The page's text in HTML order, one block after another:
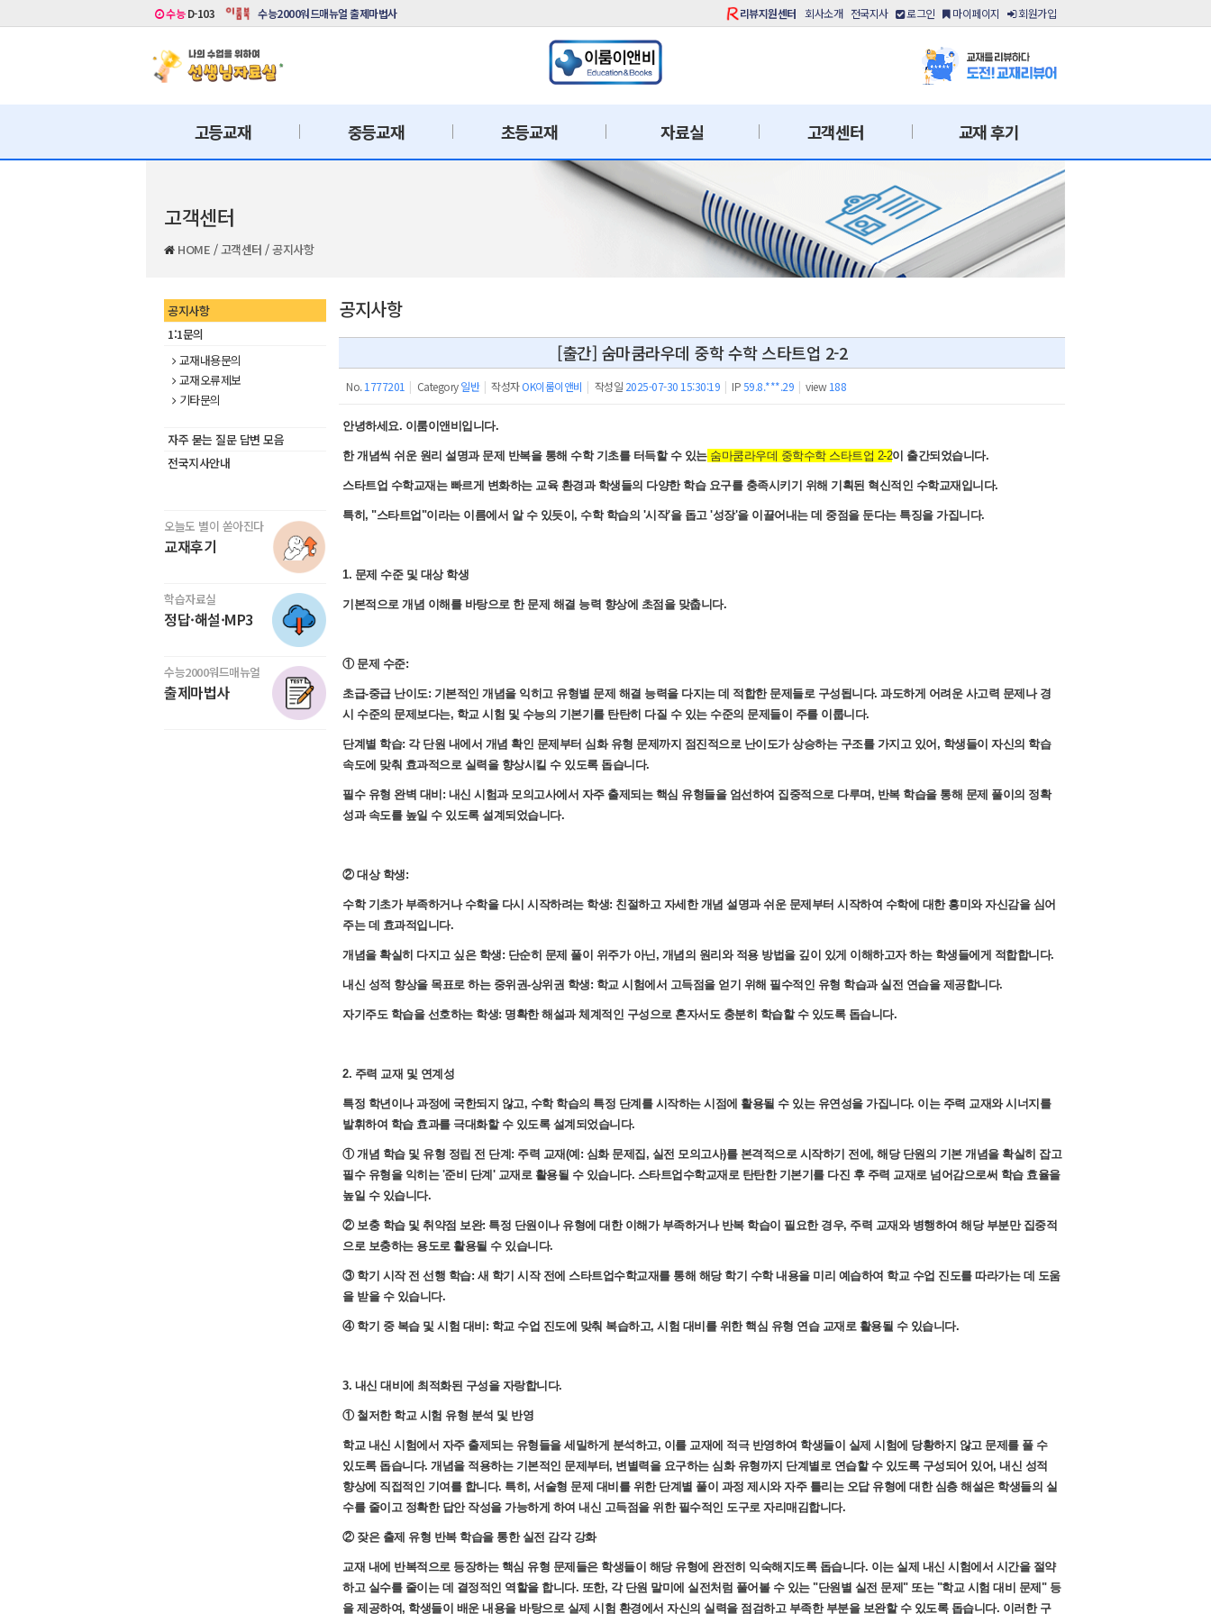
수능D-103 수능2000워드매뉴얼 출제마법사 리뷰지원센터 회사소개 전국지사 로그인 마이페이지 회원가입
고등교재 중등교재 초등교재 자료실 고객센터 교재 후기
고객센터
HOME /고객센터 /공지사항
공지사항
1:1문의
교재내용문의
교재오류제보
기타문의
자주 묻는 질문 답변 모음
전국지사안내
오늘도 별이 쏟아진다
교재후기
학습자료실
정답·해설·MP3
수능2000워드매뉴얼
출제마법사
공지사항
[출간] 숨마쿰라우데 중학 수학 스타트업 2-2
No. 1777201 | Category 일반 | 작성자OK이룸이앤비 | 작성일 2025-07-30 15:30:19 | IP59.8.***.29 | view 188
안녕하세요. 이룸이앤비입니다.
한 개념씩 쉬운 원리 설명과 문제 반복을 통해 수학 기초를 터득할 수 있는숨마쿰라우데 중학수학 스타트업 2-2이 출간되었습니다.
스타트업 수학교재는 빠르게 변화하는 교육 환경과 학생들의 다양한 학습 요구를 충족시키기 위해 기획된 혁신적인 수학교재입니다.
특히, "스타트업"이라는 이름에서 알 수 있듯이, 수학 학습의 '시작'을 돕고 '성장'을 이끌어내는 데 중점을 둔다는 특징을 가집니다.
1. 문제 수준 및 대상 학생
기본적으로 개념 이해를 바탕으로 한 문제 해결 능력 향상에 초점을 맞춥니다.
① 문제 수준:
초급-중급 난이도: 기본적인 개념을 익히고 유형별 문제 해결 능력을 다지는 데 적합한 문제들로 구성됩니다. 과도하게 어려운 사고력 문제나 경
시 수준의 문제보다는, 학교 시험 및 수능의 기본기를 탄탄히 다질 수 있는 수준의 문제들이 주를 이룹니다.
단계별 학습: 각 단원 내에서 개념 확인 문제부터 심화 유형 문제까지 점진적으로 난이도가 상승하는 구조를 가지고 있어, 학생들이 자신의 학습
속도에 맞춰 효과적으로 실력을 향상시킬 수 있도록 돕습니다.
필수 유형 완벽 대비: 내신 시험과 모의고사에서 자주 출제되는 핵심 유형들을 엄선하여 집중적으로 다루며, 반복 학습을 통해 문제 풀이의 정확
성과 속도를 높일 수 있도록 설계되었습니다.
② 대상 학생:
수학 기초가 부족하거나 수학을 다시 시작하려는 학생: 친절하고 자세한 개념 설명과 쉬운 문제부터 시작하여 수학에 대한 흥미와 자신감을 심어
주는 데 효과적입니다.
개념을 확실히 다지고 싶은 학생: 단순히 문제 풀이 위주가 아닌, 개념의 원리와 적용 방법을 깊이 있게 이해하고자 하는 학생들에게 적합합니다.
내신 성적 향상을 목표로 하는 중위권-상위권 학생: 학교 시험에서 고득점을 얻기 위해 필수적인 유형 학습과 실전 연습을 제공합니다.
자기주도 학습을 선호하는 학생: 명확한 해설과 체계적인 구성으로 혼자서도 충분히 학습할 수 있도록 돕습니다.
2. 주력 교재 및 연계성
특정 학년이나 과정에 국한되지 않고, 수학 학습의 특정 단계를 시작하는 시점에 활용될 수 있는 유연성을 가집니다. 이는 주력 교재와 시너지를
발휘하여 학습 효과를 극대화할 수 있도록 설계되었습니다.
① 개념 학습 및 유형 정립 전 단계: 주력 교재(예: 심화 문제집, 실전 모의고사)를 본격적으로 시작하기 전에, 해당 단원의 기본 개념을 확실히 잡고
필수 유형을 익히는 '준비 단계' 교재로 활용될 수 있습니다. 스타트업수학교재로 탄탄한 기본기를 다진 후 주력 교재로 넘어감으로써 학습 효율을
높일 수 있습니다.
② 보충 학습 및 취약점 보완: 특정 단원이나 유형에 대한 이해가 부족하거나 반복 학습이 필요한 경우, 주력 교재와 병행하여 해당 부분만 집중적
으로 보충하는 용도로 활용될 수 있습니다.
③ 학기 시작 전 선행 학습: 새 학기 시작 전에 스타트업수학교재를 통해 해당 학기 수학 내용을 미리 예습하여 학교 수업 진도를 따라가는 데 도움
을 받을 수 있습니다.
④ 학기 중 복습 및 시험 대비: 학교 수업 진도에 맞춰 복습하고, 시험 대비를 위한 핵심 유형 연습 교재로 활용될 수 있습니다.
3. 내신 대비에 최적화된 구성을 자랑합니다.
① 철저한 학교 시험 유형 분석 및 반영
학교 내신 시험에서 자주 출제되는 유형들을 세밀하게 분석하고, 이를 교재에 적극 반영하여 학생들이 실제 시험에 당황하지 않고 문제를 풀 수
있도록 돕습니다. 개념을 적용하는 기본적인 문제부터, 변별력을 요구하는 심화 유형까지 단계별로 연습할 수 있도록 구성되어 있어, 내신 성적
향상에 직접적인 기여를 합니다. 특히, 서술형 문제 대비를 위한 단계별 풀이 과정 제시와 자주 틀리는 오답 유형에 대한 심층 해설은 학생들의 실
수를 줄이고 정확한 답안 작성을 가능하게 하여 내신 고득점을 위한 필수적인 도구로 자리매김합니다.
② 잦은 출제 유형 반복 학습을 통한 실전 감각 강화
교재 내에 반복적으로 등장하는 핵심 유형 문제들은 학생들이 해당 유형에 완전히 익숙해지도록 돕습니다. 이는 실제 내신 시험에서 시간을 절약
하고 실수를 줄이는 데 결정적인 역할을 합니다. 또한, 각 단원 말미에 실전처럼 풀어볼 수 있는 "단원별 실전 문제" 또는 "학교 시험 대비 문제" 등
을 제공하여, 학생들이 배운 내용을 바탕으로 실제 시험 환경에서 자신의 실력을 점검하고 부족한 부분을 보완할 수 있도록 돕습니다. 이러한 구